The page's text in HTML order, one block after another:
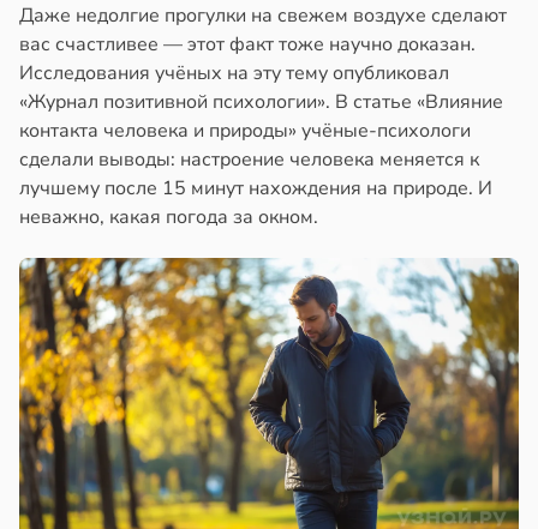
Даже недолгие прогулки на свежем воздухе сделают
вас счастливее — этот факт тоже научно доказан.
Исследования учёных на эту тему опубликовал
«Журнал позитивной психологии». В статье «Влияние
контакта человека и природы» учёные-психологи
сделали выводы: настроение человека меняется к
лучшему после 15 минут нахождения на природе. И
неважно, какая погода за окном.